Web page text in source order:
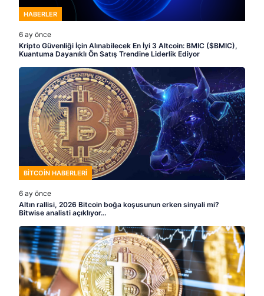
HABERLER
6 ay önce
Kripto Güvenliği İçin Alınabilecek En İyi 3 Altcoin: BMIC ($BMIC),
Kuantuma Dayanıklı Ön Satış Trendine Liderlik Ediyor
BITCOIN HABERLERI
6 ay önce
Altın rallisi, 2026 Bitcoin boğa koşusunun erken sinyali mi?
Bitwise analisti açıklıyor…